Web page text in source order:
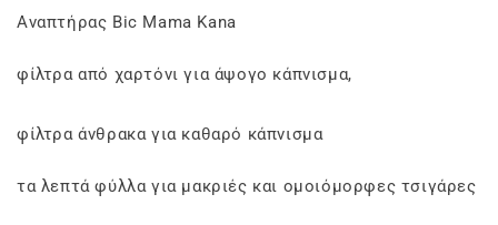
Αναπτήρας Bic Mama Kana
φίλτρα από χαρτόνι για άψογο κάπνισμα,
φίλτρα άνθρακα για καθαρό κάπνισμα
τα λεπτά φύλλα για μακριές και ομοιόμορφες τσιγάρες